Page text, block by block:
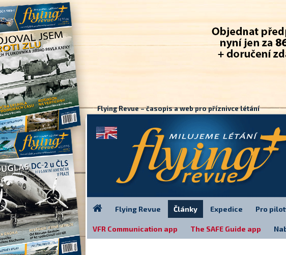
Flying Revue – časopis a web pro příznivce létání
Flying Revue Články Expedice Pro
VFR Communication app The SAFE Guide app